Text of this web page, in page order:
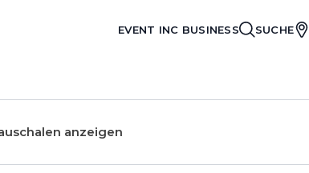
EVENT INC BUSINESS SUCHE
anzeigen